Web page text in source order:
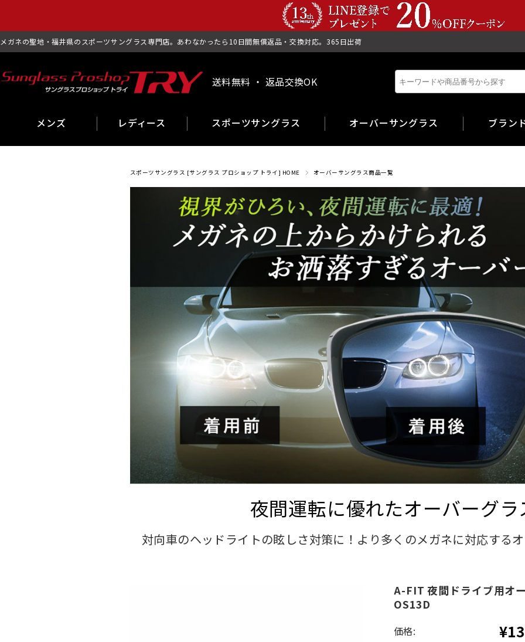
メガネの聖地・福井県のスポーツサングラス専門店。あわなかったら10日間無償返品・交換対応。365日出荷
送料無料 ・ 返品交換OK
メンズ レディース スポーツサングラス オーバーサングラス ブラン
E-FIT
スポーツサングラス [サングラス プロショップ トライ] HOME オーバーサングラス商品一覧
夜間運転に優れたオーバーグラ
対向車のヘッドライトの眩しさ対策に！より多くのメガネに対応する
A-FIT 夜間ドライブ用オ
OS13D
価格: